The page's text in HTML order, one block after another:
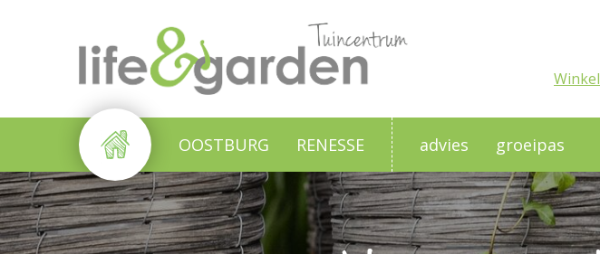
OOSTBURG RENESSE advies groeipas